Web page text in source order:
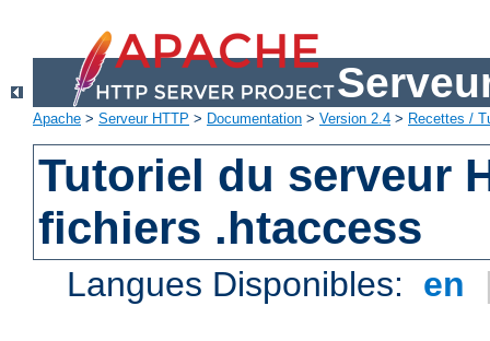
Apache > Serveur HTTP > Documentation > Version 2.4 > Recettes /
Tutoriel du serveur
fichiers .htaccess
Langues Disponibles: en